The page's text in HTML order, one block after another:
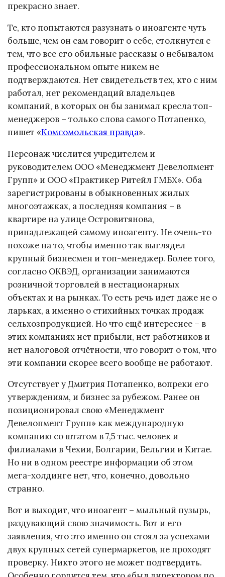
прекрасно знает.
Те, кто попытаются разузнать о иноагенте чуть
больше, чем он сам говорит о себе, столкнутся с
тем, что все его обильные рассказы о небывалом
профессиональном опыте никем не
подтверждаются. Нет свидетельств тех, кто с ним
работал, нет рекомендаций владельцев
компаний, в которых он бы занимал кресла топ-
менеджеров – только слова самого Потапенко,
пишет «Комсомольская правда».
Персонаж числится учредителем и
руководителем ООО «Менеджмент Девелопмент
Групп» и ООО «Практикер Ритейл ГМБХ». Оба
зарегистрированы в обыкновенных жилых
многоэтажках, а последняя компания – в
квартире на улице Островитянова,
принадлежащей самому иноагенту. Не очень-то
похоже на то, чтобы именно так выглядел
крупный бизнесмен и топ-менеджер. Более того,
согласно ОКВЭД, организации занимаются
розничной торговлей в нестационарных
объектах и на рынках. То есть речь идет даже не о
ларьках, а именно о стихийных точках продаж
сельхозпродукцией. Но что ещё интереснее – в
этих компаниях нет прибыли, нет работников и
нет налоговой отчётности, что говорит о том, что
эти компании скорее всего вообще не работают.
Отсутствует у Дмитрия Потапенко, вопреки его
утверждениям, и бизнес за рубежом. Ранее он
позиционировал свою «Менеджмент
Девелопмент Групп» как международную
компанию со штатом в 7,5 тыс. человек и
филиалами в Чехии, Болгарии, Бельгии и Китае.
Но ни в одном реестре информации об этом
мега-холдинге нет, что, конечно, довольно
странно.
Вот и выходит, что иноагент – мыльный пузырь,
раздувающий свою значимость. Вот и его
заявления, что это именно он стоял за успехами
двух крупных сетей супермаркетов, не проходят
проверку. Никто этого не может подтвердить.